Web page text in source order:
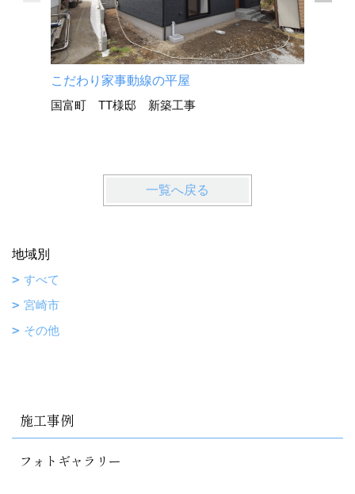
こだわり家事動線の平屋
国富町 TT様邸 新築工事
一覧へ戻る
地域別
すべて
宮崎市
その他
施工事例
フォトギャラリー